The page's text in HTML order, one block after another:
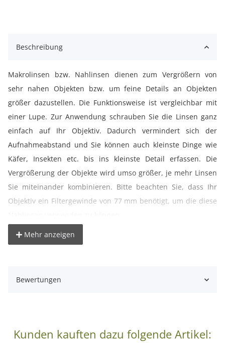
Beschreibung
Makrolinsen bzw. Nahlinsen dienen zum Vergrößern von
sehr nahen Objekten bzw. um feine Details an Objekten
größer dazustellen. Die Funktionsweise ist vergleichbar mit
einer Lupe. Zur Anwendung schrauben Sie die Linsen ganz
einfach auf Ihr Objektiv. Dadurch vermindert sich der
Aufnahmeabstand und Sie können auch kleinste Dinge wie
Käfer, Insekten etc. bis ins kleinste Detail erfassen. Die
Vergrößerung der Objekte wird umso größer, je mehr Linsen
Sie miteinander kombinieren. Bitte beachten Sie, dass Ihr
Objektiv ein Filtergewinde von 77 mm benötigt, um die diese
° Ideal für die Nah- und Makrofotografie
° Kombinationsmöglichkeiten der Linsen zur
Mehr anzeigen
Bewertungen
Kunden kauften dazu folgende Artikel: